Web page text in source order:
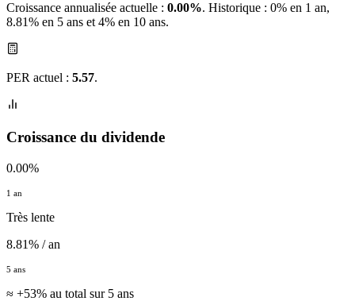
Croissance annualisée actuelle : 0.00%. Historique : 0% en 1 an,
8.81% en 5 ans et 4% en 10 ans.
PER actuel : 5.57.
Croissance du dividende
0.00%
1 an
Très lente
8.81% / an
5 ans
≈ +53% au total sur 5 ans